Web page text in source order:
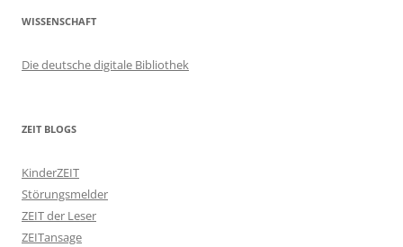
WISSENSCHAFT
Die deutsche digitale Bibliothek
ZEIT BLOGS
KinderZEIT
Störungsmelder
ZEIT der Leser
ZEITansage